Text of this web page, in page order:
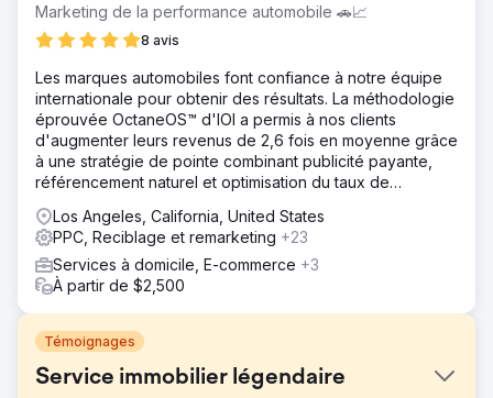
Marketing de la performance automobile 🚗📈
8 avis
Les marques automobiles font confiance à notre équipe
internationale pour obtenir des résultats. La méthodologie
éprouvée OctaneOS™ d'IOI a permis à nos clients
d'augmenter leurs revenus de 2,6 fois en moyenne grâce
à une stratégie de pointe combinant publicité payante,
référencement naturel et optimisation du taux de
Los Angeles, California, United States
PPC, Reciblage et remarketing +23
Services à domicile, E-commerce +3
À partir de $2,500
Témoignages
Service immobilier légendaire